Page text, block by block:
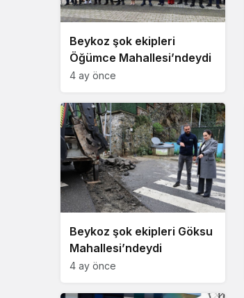
Beykoz şok ekipleri
Öğümce Mahallesi’ndeydi
4 ay önce
Beykoz şok ekipleri Göksu
Mahallesi’ndeydi
4 ay önce